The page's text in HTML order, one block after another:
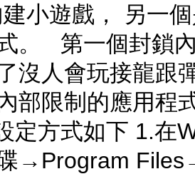
小遊戲， 另一
。 第一個封鎖
沒人會玩接龍跟
部限制的應用程
方式如下 1.在
→Program